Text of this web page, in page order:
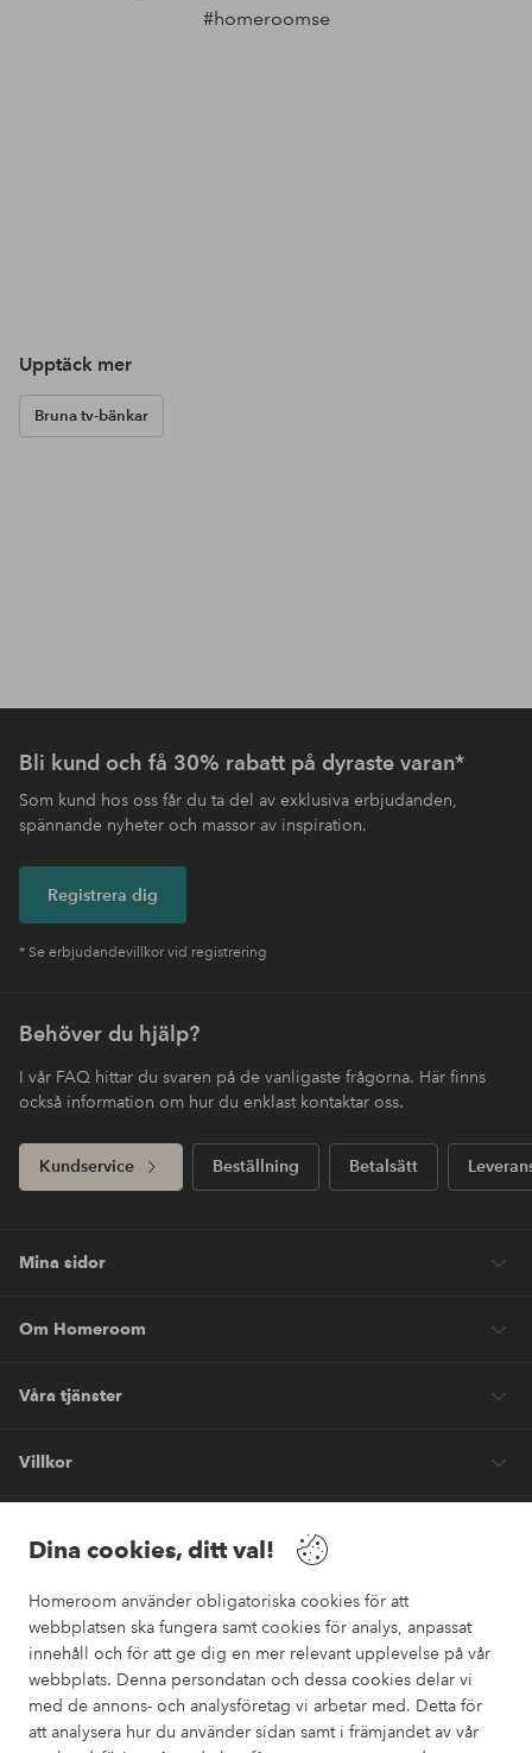
Dina cookies, ditt val!
Homeroom använder obligatoriska cookies för att
webbplatsen ska fungera samt cookies för analys, anpassat
innehåll och för att ge dig en mer relevant upplevelse på vår
webbplats. Denna persondatan och dessa cookies delar vi
med de annons- och analysföretag vi arbetar med. Detta för
att analysera hur du använder sidan samt i främjandet av vår
#homeroomse
Upptäck mer
Bruna tv-bänkar
Bli kund och få 30% rabatt på dyraste varan*
Som kund hos oss får du ta del av exklusiva erbjudanden,
spännande nyheter och massor av inspiration.
Registrera dig
* Se erbjudandevillkor vid registrering
Behöver du hjälp?
I vår FAQ hittar du svaren på de vanligaste frågorna. Här finns
också information om hur du enklast kontaktar oss.
Kundservice Beställning Betalsätt
Mina sidor
Om Homeroom
Våra tjänster
Villkor
Säkra betalningar
Vill du veta mer om våra betalalternativ ?